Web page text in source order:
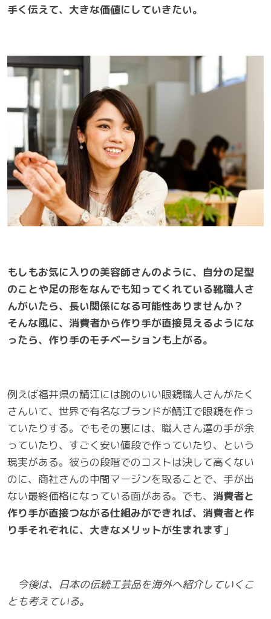
手く伝えて、大きな価値にしていきたい。
もしもお気に入りの美容師さんのように、自分の足型
のことや足の形をなんでも知ってくれている靴職人さ
んがいたら、長い関係になる可能性ありませんか？
そんな風に、消費者から作り手が直接見えるようにな
ったら、作り手のモチベーションも上がる。
例えば福井県の鯖江には腕のいい眼鏡職人さんがたく
さんいて、世界で有名なブランドが鯖江で眼鏡を作っ
ていたりする。でもその裏には、職人さん達の手が余
っていたり、すごく安い値段で作っていたり、という
現実がある。彼らの段階でのコストは決して高くない
のに、商社さんの中間マージンを取ることで、手が出
ない最終価格になっている面がある。でも、 消費者と
作り手が直接つながる仕組みができれば、消費者と作
り手それぞれに、大きなメリットが生まれます 」
今後は、日本の伝統工芸品を海外へ紹介していくこ
とも考えている。